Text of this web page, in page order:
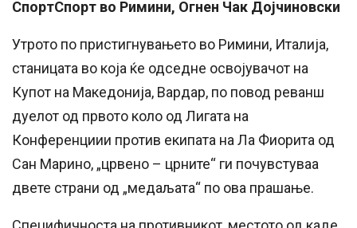
СпортСпорт во Римини, Огнен Чак Дојчиновски
Утрото по пристигнувањето во Римини, Италија,
станицата во која ќе одседне освојувачот на
Купот на Македонија, Вардар, по повод реванш
дуелот од првото коло од Лигата на
Конференциии против екипата на Ла Фиорита од
Сан Марино, „црвено – црните“ ги почувстуваа
двете страни од „медаљата“ по ова прашање.